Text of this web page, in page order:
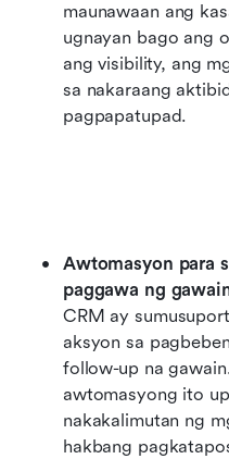
maunawaan ang
ugnayan bago ang
ang visibility, ang
sa nakaraang
pagpapatupad.
Awtomasyon para
paggawa ng
CRM ay
aksyon sa
follow-up na
awtomasyong ito
nakakalimutan ng
hakbang